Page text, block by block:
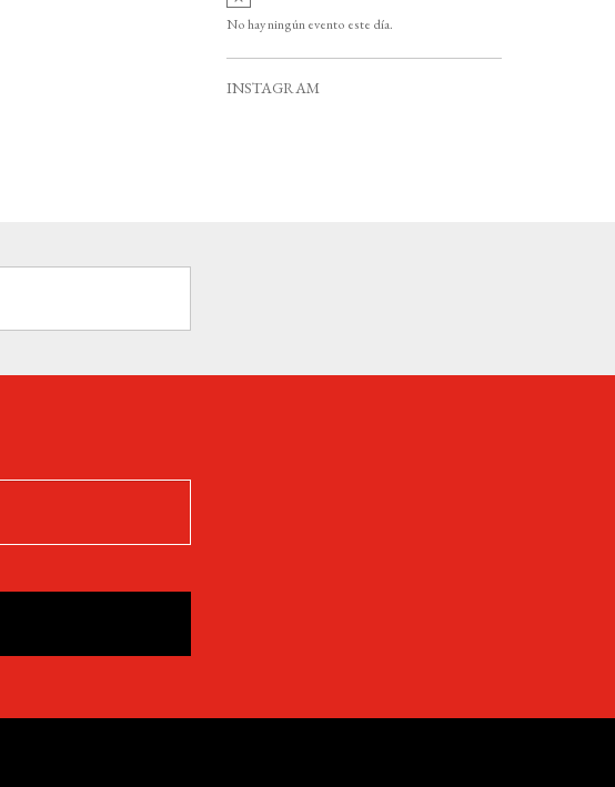
o
v
i
No hay ningún evento este día.
INSTAGRAM